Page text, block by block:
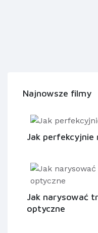
Najnowsze filmy
Jak
Jak narysować
optyczne